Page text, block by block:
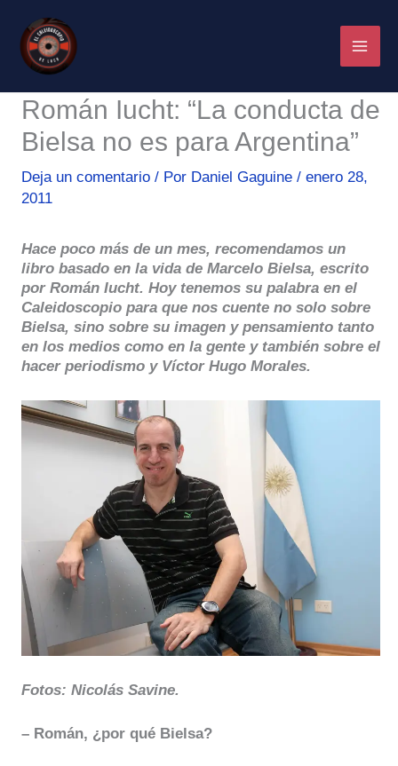
contenido
Román Iucht: “La conducta de
Bielsa no es para Argentina”
Deja un comentario / Por Daniel Gaguine / enero 28,
2011
Hace poco más de un mes, recomendamos un
libro basado en la vida de Marcelo Bielsa, escrito
por Román Iucht. Hoy tenemos su palabra en el
Caleidoscopio para que nos cuente no solo sobre
Bielsa, sino sobre su imagen y pensamiento tanto
en los medios como en la gente y también sobre el
hacer periodismo y Víctor Hugo Morales.
Fotos: Nicolás Savine.
– Román, ¿por qué Bielsa?